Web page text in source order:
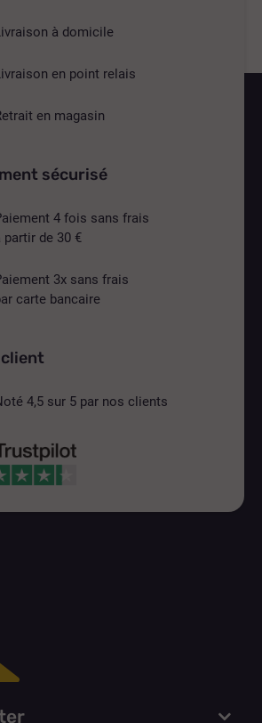
à domicile
en point relais
en magasin
sécurisé
4 fois sans frais
partir de 30 €
3x sans frais
carte bancaire
4,5 sur 5 par nos clients